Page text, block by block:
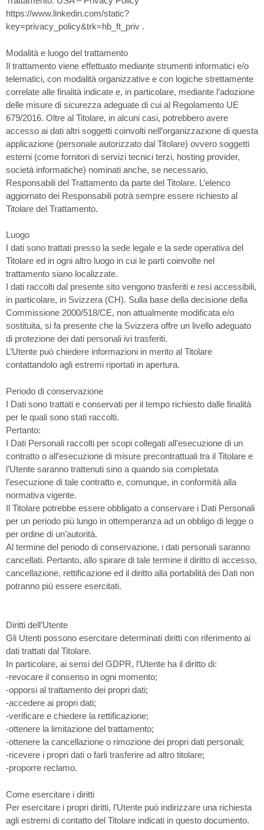
https://www.linkedin.com/static?
key=privacy_policy&trk=hb_ft_priv .
Modalità e luogo del trattamento
Il trattamento viene effettuato mediante strumenti informatici e/o
telematici, con modalità organizzative e con logiche strettamente
correlate alle finalità indicate e, in particolare, mediante l’adozione
delle misure di sicurezza adeguate di cui al Regolamento UE
679/2016. Oltre al Titolare, in alcuni casi, potrebbero avere
accesso ai dati altri soggetti coinvolti nell’organizzazione di questa
applicazione (personale autorizzato dal Titolare) ovvero soggetti
esterni (come fornitori di servizi tecnici terzi, hosting provider,
società informatiche) nominati anche, se necessario,
Responsabili del Trattamento da parte del Titolare. L’elenco
aggiornato dei Responsabili potrà sempre essere richiesto al
Titolare del Trattamento.
Luogo
I dati sono trattati presso la sede legale e la sede operativa del
Titolare ed in ogni altro luogo in cui le parti coinvolte nel
trattamento siano localizzate.
I dati raccolti dal presente sito vengono trasferiti e resi accessibili,
in particolare, in Svizzera (CH). Sulla base della decisione della
Commissione 2000/518/CE, non attualmente modificata e/o
sostituita, si fa presente che la Svizzera offre un livello adeguato
di protezione dei dati personali ivi trasferiti.
L’Utente può chiedere informazioni in merito al Titolare
contattandolo agli estremi riportati in apertura.
Periodo di conservazione
I Dati sono trattati e conservati per il tempo richiesto dalle finalità
per le quali sono stati raccolti.
Pertanto:
I Dati Personali raccolti per scopi collegati all’esecuzione di un
contratto o all’esecuzione di misure precontrattuali tra il Titolare e
l’Utente saranno trattenuti sino a quando sia completata
l’esecuzione di tale contratto e, comunque, in conformità alla
normativa vigente.
Il Titolare potrebbe essere obbligato a conservare i Dati Personali
per un periodo più lungo in ottemperanza ad un obbligo di legge o
per ordine di un’autorità.
Al termine del periodo di conservazione, i dati personali saranno
cancellati. Pertanto, allo spirare di tale termine il diritto di accesso,
cancellazione, rettificazione ed il diritto alla portabilità dei Dati non
potranno più essere esercitati.
Diritti dell’Utente
Gli Utenti possono esercitare determinati diritti con riferimento ai
dati trattati dal Titolare.
In particolare, ai sensi del GDPR, l’Utente ha il diritto di:
-revocare il consenso in ogni momento;
-opporsi al trattamento dei propri dati;
-accedere ai propri dati;
-verificare e chiedere la rettificazione;
-ottenere la limitazione del trattamento;
-ottenere la cancellazione o rimozione dei propri dati personali;
-ricevere i propri dati o farli trasferire ad altro titolare;
-proporre reclamo.
Come esercitare i diritti
Per esercitare i propri diritti, l’Utente può indirizzare una richiesta
agli estremi di contatto del Titolare indicati in questo documento.